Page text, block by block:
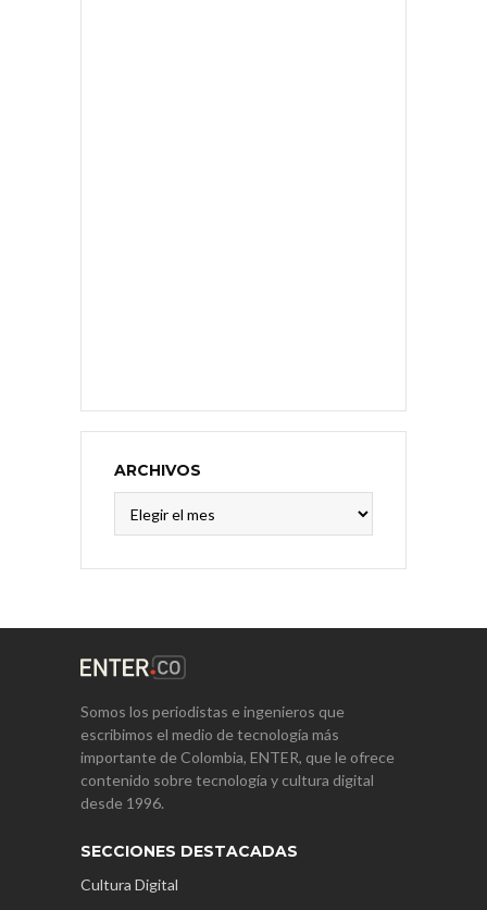
ARCHIVOS
Somos los periodistas e ingenieros que
escribimos el medio de tecnología más
importante de Colombia, ENTER, que le ofrece
contenido sobre tecnología y cultura digital
desde 1996.
SECCIONES DESTACADAS
Cultura Digital